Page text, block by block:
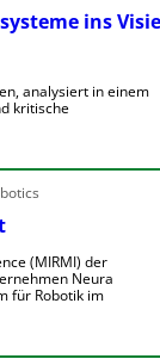
ins
analysiert in einem
kritische
(MIRMI) der
Neura
für Robotik im